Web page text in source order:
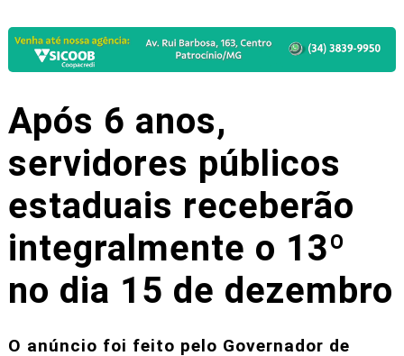
Após 6 anos,
servidores públicos
estaduais receberão
integralmente o 13º
no dia 15 de dezembro
O anúncio foi feito pelo Governador de